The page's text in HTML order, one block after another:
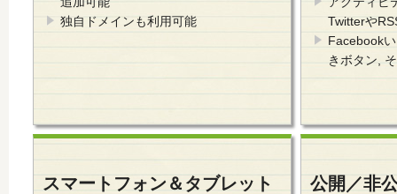
独自ドメインも利用可能
Twitterや
Facebook
きボタン,
スマートフォン＆タブレット 公開／非